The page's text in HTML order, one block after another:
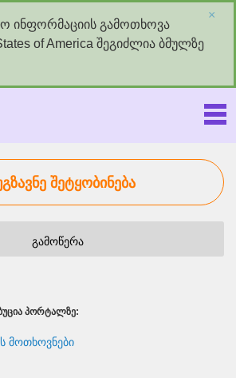
ინფორმაციის გამოთხოვა
of America შეგიძლია ბმულზე
×
შეტყობინება
გამოწერა
ᲞᲝᲠᲢᲐᲚᲖᲔ:
მოთხოვნები